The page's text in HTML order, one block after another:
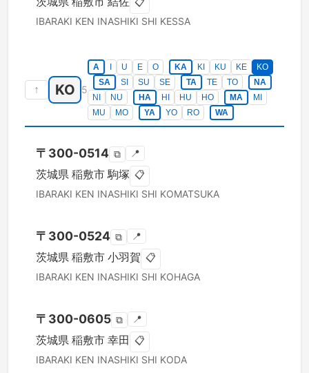
IBARAKI KEN INASHIKI SHI KESSA
↑ KO 5
A U E O KA KI KU KE
KO
SA
SI SU SE TA TE TO
NA
NI
NU HA HI HU HO MA
MI
MU
MO YA YO RO WA
〒 300-0514 ⧉ 📍
茨城県 稲敷市 駒塚 📋
IBARAKI KEN INASHIKI SHI KOMATSUKA
〒 300-0524 ⧉ 📍
茨城県 稲敷市 小羽賀 📋
IBARAKI KEN INASHIKI SHI KOHAGA
〒 300-0605 ⧉ 📍
茨城県 稲敷市 幸田 📋
IBARAKI KEN INASHIKI SHI KODA